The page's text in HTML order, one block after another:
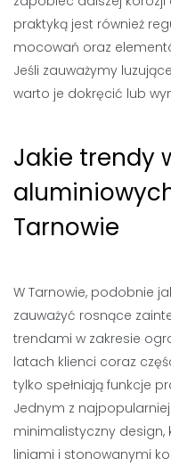
praktyką jest również
mocowań oraz
Jeśli zauważymy
warto je dokręcić lub
Jakie trendy
Tarnowie
W Tarnowie, podobnie
zauważyć rosnące
trendami w zakresie
latach klienci coraz
tylko spełniają funkcje
Jednym z
minimalistyczny
liniami i stonowanymi